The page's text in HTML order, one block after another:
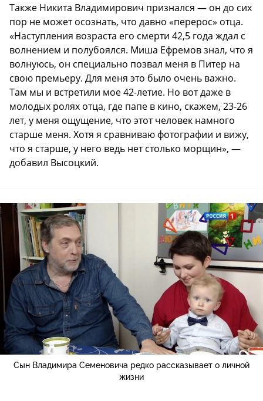
Также Никита Владимирович признался — он до сих
пор не может осознать, что давно «перерос» отца.
«Наступления возраста его смерти 42,5 года ждал с
волнением и полубоялся. Миша Ефремов знал, что я
волнуюсь, он специально позвал меня в Питер на
свою премьеру. Для меня это было очень важно.
Там мы и встретили мое 42-летие. Но вот даже в
молодых ролях отца, где папе в кино, скажем, 23-26
лет, у меня ощущение, что этот человек намного
старше меня. Хотя я сравниваю фотографии и вижу,
что я старше, у него ведь нет столько морщин», —
добавил Высоцкий.
Сын Владимира Семеновича редко рассказывает о личной
жизни